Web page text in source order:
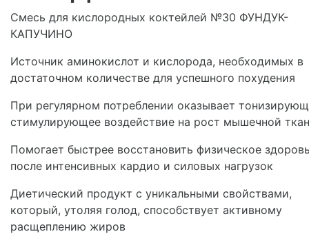
Смесь для кислородных коктейлей №30 ФУНДУК-
КАПУЧИНО
Источник аминокислот и кислорода, необходимых в
достаточном количестве для успешного похудения
При регулярном потреблении оказывает
стимулирующее воздействие на рост мышечной
Помогает быстрее восстановить физическое
после интенсивных кардио и силовых нагрузок
Диетический продукт с уникальными свойствами,
который, утоляя голод, способствует активному
расщеплению жиров